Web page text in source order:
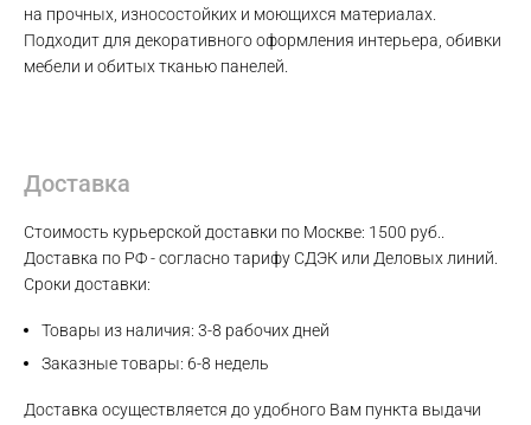
на прочных, износостойких и моющихся материалах.
Подходит для декоративного оформления интерьера, обивки
мебели и обитых тканью панелей.
Доставка
Стоимость курьерской доставки по Москве: 1500 руб..
Доставка по РФ - согласно тарифу СДЭК или Деловых линий.
Сроки доставки:
Товары из наличия: 3-8 рабочих дней
Заказные товары: 6-8 недель
Доставка осуществляется до удобного Вам пункта выдачи